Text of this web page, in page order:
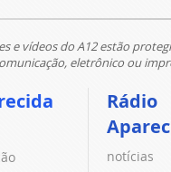
e vídeos do A12 estão
eletrônico ou
Rádio
notícias